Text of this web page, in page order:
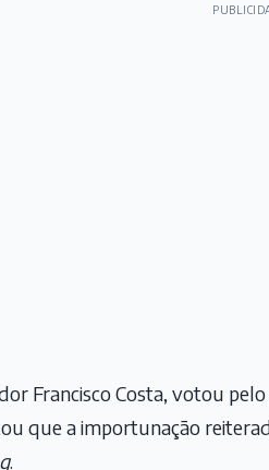
Francisco Costa, votou
que a importunação
.